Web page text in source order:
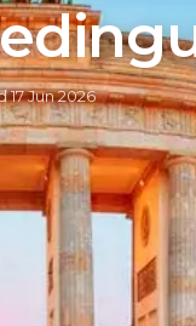
17 Jun 2026